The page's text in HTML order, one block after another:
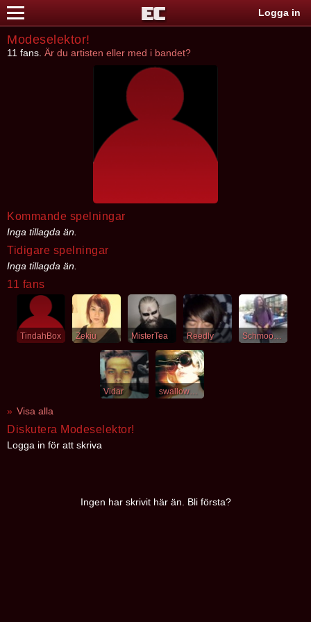
Logga in
Modeselektor!
11 fans. Är du artisten eller med i bandet?
Kommande spelningar
Inga tillagda än.
Tidigare spelningar
Inga tillagda än.
11 fans
TindahBox Zekiu MisterTea Reedly Schmooblydong
Vidar swallowspace
Visa alla
Diskutera Modeselektor!
Logga in för att skriva
Ingen har skrivit här än. Bli första?